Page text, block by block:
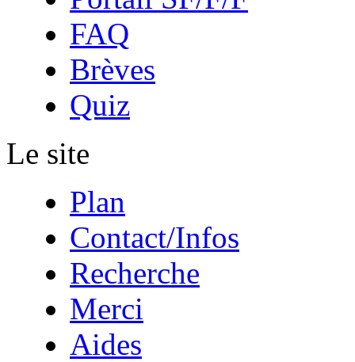
FAQ
Brèves
Quiz
Le site
Plan
Contact/Infos
Recherche
Merci
Aides